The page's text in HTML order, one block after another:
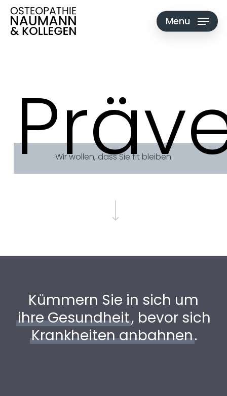
Skip
main
Menu
Wir wollen, dass Sie fit bleiben
Kümmern Sie in sich um
ihre Gesundheit, bevor sich
Krankheiten anbahnen.